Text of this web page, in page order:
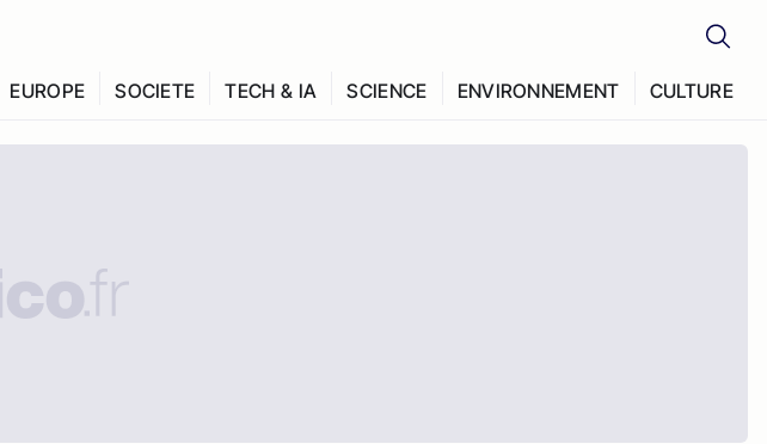
EUROPE SOCIETE TECH & IA SCIENCE ENVIRONNEMENT CULTURE